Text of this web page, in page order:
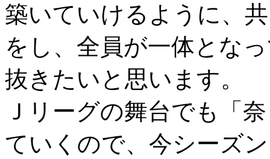
築いていけるように、
をし、全員が一体とな
抜きたいと思います。
Ｊリーグの舞台でも「
ていくので、今シーズ